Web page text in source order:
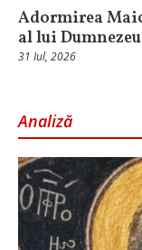
Adormirea
al lui Dumnezeu
31 Iul, 2026
Analiză